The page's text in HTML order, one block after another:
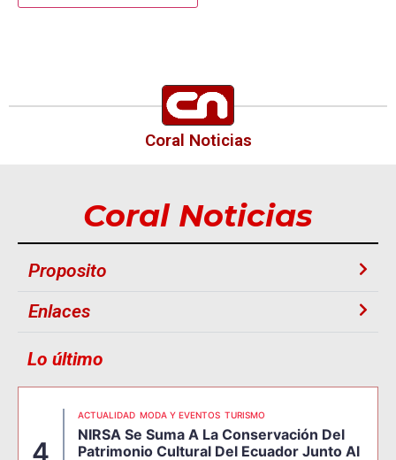
Coral Noticias
Coral Noticias
Proposito
Enlaces
Lo último
4
ACTUALIDAD MODA Y EVENTOS TURISMO
NIRSA Se Suma A La Conservación Del
Patrimonio Cultural Del Ecuador Junto Al